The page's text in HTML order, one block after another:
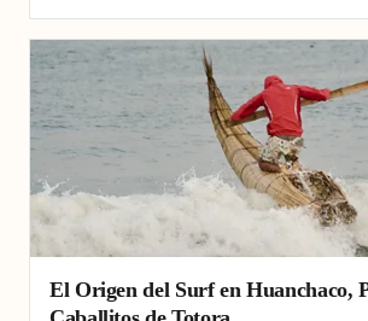
El Origen del Surf en Huanchaco,